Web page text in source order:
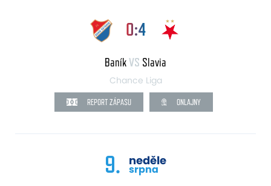
0:4
BaníkVS Slavia
Chance Liga
REPORT ZÁPASU ONLAJNY
9. neděle
srpna